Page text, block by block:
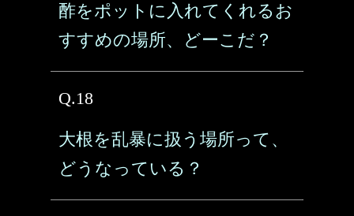
酢をポットに入れてくれるお
すすめの場所、どーこだ？
Q.18
大根を乱暴に扱う場所って、
どうなっている？